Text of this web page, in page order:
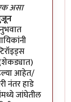
असा
आहेत/
नंतर हाडे
जांघेतील